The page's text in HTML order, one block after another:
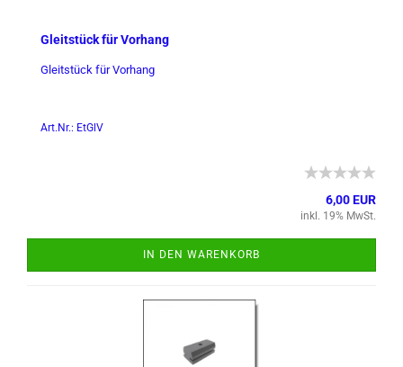
Gleit­stück für Vor­hang
Gleit­stück für Vor­hang
Art.Nr.: EtGlV
6,00 EUR
inkl. 19% MwSt.
IN DEN WARENKORB